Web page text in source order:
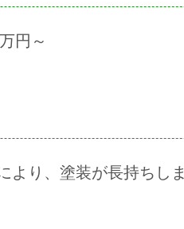
円～
より、塗装が長持ちし